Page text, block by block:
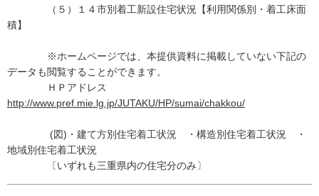
（５）１４市別着工新設住宅状況【利用関係別・着工床面
積】
※ホームページでは、本提供資料に掲載していない下記の
データも閲覧することができます。
ＨＰアドレス
http://www.pref.mie.lg.jp/JUTAKU/HP/sumai/chakkou/
(図)・建て方別住宅着工状況 ・構造別住宅着工状況 ・
地域別住宅着工状況
〔いずれも三重県内の住宅分のみ〕